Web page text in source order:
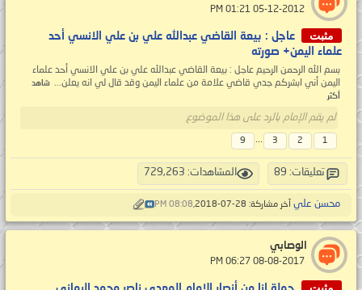
مثبت
عاجل : بيعة القاضي عبدالله علي بن علي الانسي أحد
علماء اليمن+ صورته
بسم الله الرحمن الرحيم عاجل : بيعة القاضي عبدالله علي بن علي الانسي أحد علماء
اليمن أني ابشركم جدي قاضي علامة من علماء اليمن وقد قال لي انه يعلن... شاهد
أكثر
لم يقم الإمام بالرد على هذا الموضوع
1
2
3
...
9
تعليقات: 89 المشاهدات: 729,263
محسن علي آخر مشاركة: 28-07-2018, 08:08 PM
الوصابي
مثبت